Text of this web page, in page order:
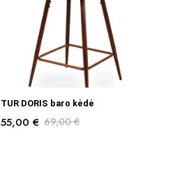
PASIRINKTI SAVYBES
TUR DORIS baro kėdė
69,00€
55,00€